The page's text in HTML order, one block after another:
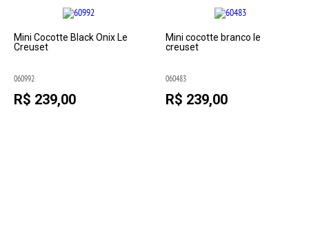
Mini Cocotte Black Onix Le
Creuset
060992
R$ 239,00
Mini cocotte branco le
creuset
060483
R$ 239,00